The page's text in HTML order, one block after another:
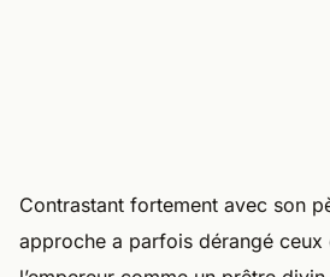
Contrastant fortement avec son
approche a parfois dérangé ceux